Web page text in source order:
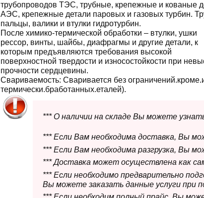
трубопроводов ТЭС, трубные, крепежные и кованые
АЭС, крепежные детали паровых и газовых турбин.
пальцы, валики и втулки гидротурбин.
После химико-термической обработки – втулки, ушки
рессор, винты, шайбы, диафрагмы и другие детали, к
которым предъявляются требования высокой
поверхностной твердости и износостойкости при
прочности сердцевины.
Свариваемость: Сваривается без
термически.бработанных.еталей).
*** О наличии на складе Вы можете
*** Если Вам необходима доставка, Вы
*** Если Вам необходима разгрузка, Вы
*** Доставка может осуществлена как
*** Если необходимо предварительно
Вы можете заказать данные услуги при